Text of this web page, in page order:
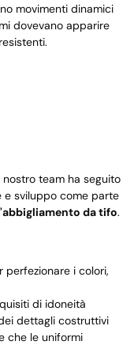
movimenti dinamici
dovevano apparire
team ha seguito
e sviluppo come parte
da tifo.
perfezionare i colori,
di idoneità
dettagli costruttivi
che le uniformi